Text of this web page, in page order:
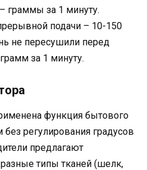
граммы за 1 минуту.
подачи – 10-150
не пересушили перед
за 1 минуту.
функция бытового
регулирования градусов
предлагают
типы тканей (шелк,